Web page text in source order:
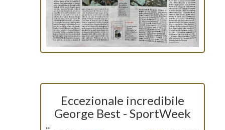
Eccezionale incredibile
George Best - SportWeek